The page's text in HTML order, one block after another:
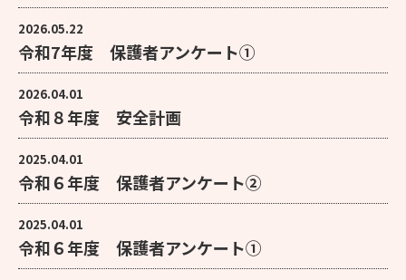
2026.05.22
令和7年度 保護者アンケート①
2026.04.01
令和８年度 安全計画
2025.04.01
令和６年度 保護者アンケート②
2025.04.01
令和６年度 保護者アンケート①